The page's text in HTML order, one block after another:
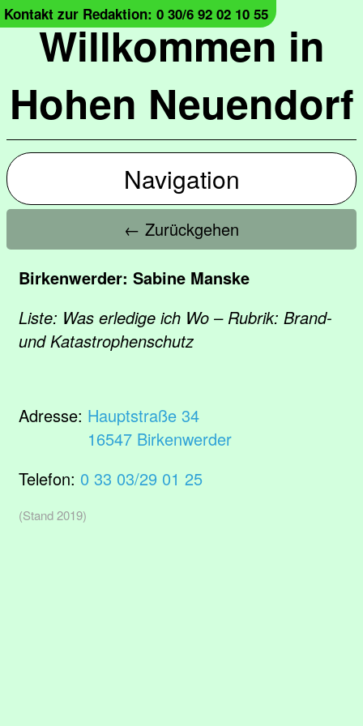
Willkommen in
Hohen Neuendorf
Kontakt zur Redaktion: 0 30/6 92 02 10 55
Navigation
← Zurückgehen
Birkenwerder: Sabine Manske
Liste: Was erledige ich Wo – Rubrik: Brand-
und Katastrophenschutz
Adresse: Hauptstraße 34
16547 Birkenwerder
Telefon: 0 33 03/29 01 25
(Stand 2019)